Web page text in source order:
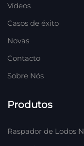
Vídeos
Casos de éxito
Novas
Contacto
Sobre Nós
Produtos
Raspador de Lodos